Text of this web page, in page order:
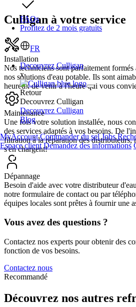
FAQs
Profitez de 2 mois gratuits
FR
Decouvrez Culligan
x
Retour
Decouvrez Culligan
Decouvrez Culligan
Blog
MyAccountCommander du selJobs
Espace client Demandez des informations
Culligan à votre service
Installation
Nos techniciens sont parfaitement
nos solutions d'eau potable. Ils sont
heureux de venir à l'heure qui vous
Maintenance
Une fois votre solution installée, nous
des services adaptés à vos besoins. De
filtration à la réparation des distributeurs,
s'en chargent!
Dépannage
Besoin d'aide avec votre distributeur
notre formulaire de contact ou par
équipes locales sont prêtes à fournir une
Vous avez des questions ?
Contactez nos experts pour obtenir des
fonction de vos besoins.
Contactez nous
Recommandé
Découvrez nos autres